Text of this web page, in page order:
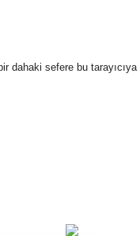
dahaki sefere bu